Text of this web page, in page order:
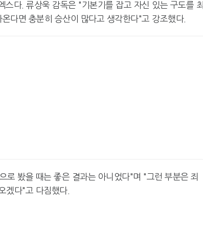
다. 류상욱 감독은 "기본기를 잡고 자신 있는 구도를 최
다면 충분히 승산이 많다고 생각한다"고 강조했다.
로 봤을 때는 좋은 결과는 아니었다"며 "그런 부분은 죄
겠다"고 다짐했다.